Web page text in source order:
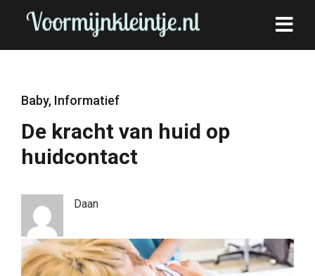
Baby, Informatief
De kracht van huid op
huidcontact
Daan